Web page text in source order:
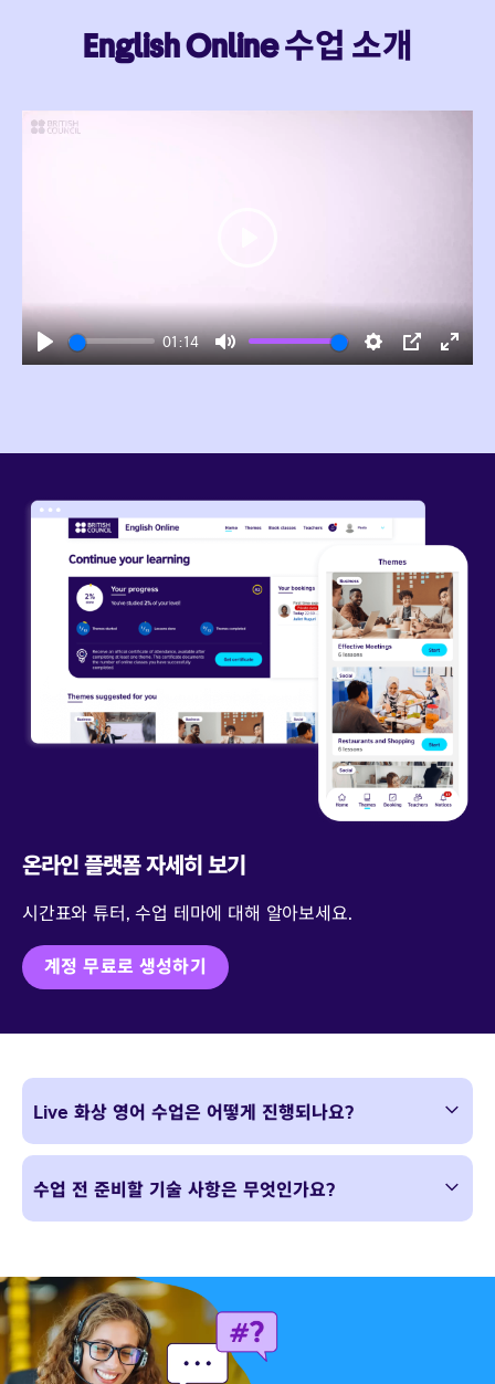
English Online 수업 소개
Play
01:14
Mute Settings
PIP Enter
온라인 플랫폼 자세히 보기
시간표와 튜터, 수업 테마에 대해 알아보세요.
계정 무료로 생성하기
Live 화상 영어 수업은 어떻게 진행되나요?
수업 전 준비할 기술 사항은 무엇인가요?